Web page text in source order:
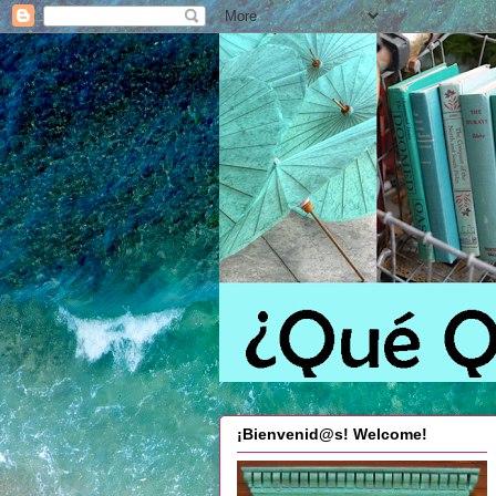
¡Bienvenid@s! Welcome!